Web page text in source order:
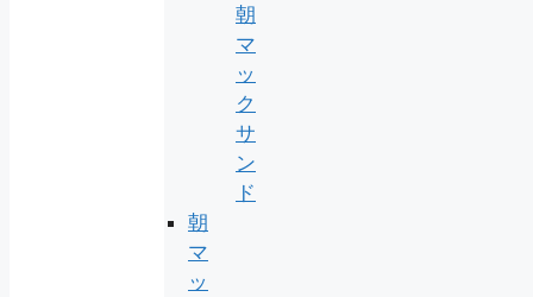
朝
マ
ッ
ク
サ
ン
ド
朝
マ
ッ